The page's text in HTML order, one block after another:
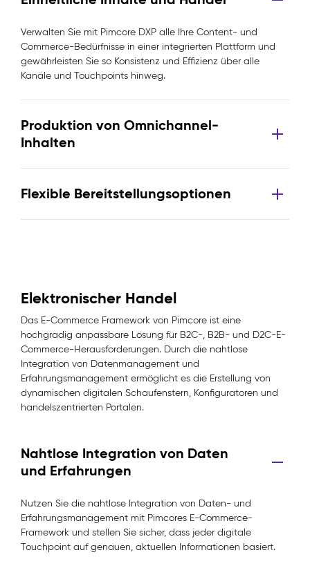
Verwalten Sie mit Pimcore DXP alle Ihre Content- und
Commerce-Bedürfnisse in einer integrierten Plattform und
gewährleisten Sie so Konsistenz und Effizienz über alle
Kanäle und Touchpoints hinweg.
Produktion von Omnichannel-
Inhalten
Flexible Bereitstellungsoptionen
Elektronischer Handel
Das E-Commerce Framework von Pimcore ist eine
hochgradig anpassbare Lösung für B2C-, B2B- und D2C-E-
Commerce-Herausforderungen. Durch die nahtlose
Integration von Datenmanagement und
Erfahrungsmanagement ermöglicht es die Erstellung von
dynamischen digitalen Schaufenstern, Konfiguratoren und
handelszentrierten Portalen.
Nahtlose Integration von Daten
und Erfahrungen
Nutzen Sie die nahtlose Integration von Daten- und
Erfahrungsmanagement mit Pimcores E-Commerce-
Framework und stellen Sie sicher, dass jeder digitale
Touchpoint auf genauen, aktuellen Informationen basiert.